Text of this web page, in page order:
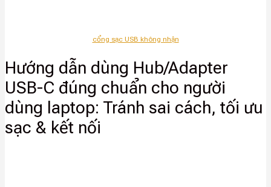
cổng sạc USB không nhận
Hướng dẫn dùng Hub/Adapter
USB-C đúng chuẩn cho người
dùng laptop: Tránh sai cách, tối ưu
sạc & kết nối